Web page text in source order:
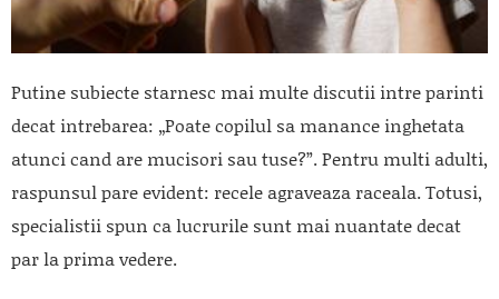
Putine subiecte starnesc mai multe discutii intre parinti
decat intrebarea: „Poate copilul sa manance inghetata
atunci cand are mucisori sau tuse?”. Pentru multi adulti,
raspunsul pare evident: recele agraveaza raceala. Totusi,
specialistii spun ca lucrurile sunt mai nuantate decat
par la prima vedere.